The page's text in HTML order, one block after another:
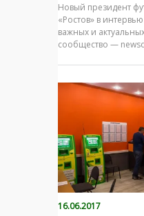
Новый президент
«Ростов» в
важных и
сообщество —
16.06.2017